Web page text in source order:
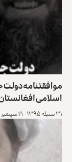
موافقتنامه
اسلامی
۳۱ سنبله ۱۳۹۵ - ۲۱ سپتمبر ۲۰۱۶